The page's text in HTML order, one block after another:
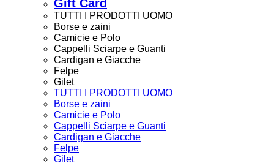
Gift Card
TUTTI I PRODOTTI UOMO
Borse e zaini
Camicie e Polo
Cappelli Sciarpe e Guanti
Cardigan e Giacche
Felpe
Gilet
TUTTI I PRODOTTI UOMO
Borse e zaini
Camicie e Polo
Cappelli Sciarpe e Guanti
Cardigan e Giacche
Felpe
Gilet